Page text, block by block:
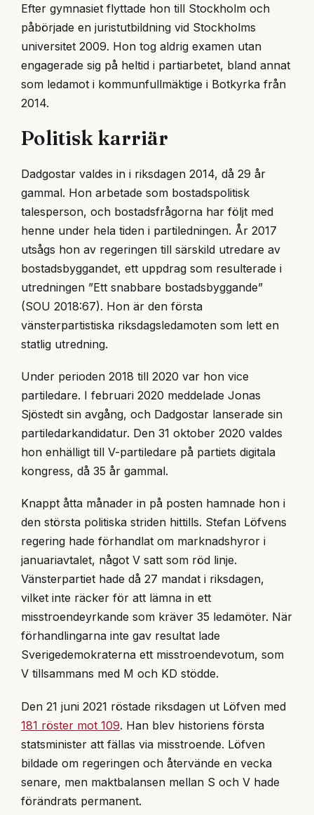
Efter gymnasiet flyttade hon till Stockholm och
påbörjade en juristutbildning vid Stockholms
universitet 2009. Hon tog aldrig examen utan
engagerade sig på heltid i partiarbetet, bland annat
som ledamot i kommunfullmäktige i Botkyrka från
2014.
Politisk karriär
Dadgostar valdes in i riksdagen 2014, då 29 år
gammal. Hon arbetade som bostadspolitisk
talesperson, och bostadsfrågorna har följt med
henne under hela tiden i partiledningen. År 2017
utsågs hon av regeringen till särskild utredare av
bostadsbyggandet, ett uppdrag som resulterade i
utredningen ”Ett snabbare bostadsbyggande”
(SOU 2018:67). Hon är den första
vänsterpartistiska riksdagsledamoten som lett en
statlig utredning.
Under perioden 2018 till 2020 var hon vice
partiledare. I februari 2020 meddelade Jonas
Sjöstedt sin avgång, och Dadgostar lanserade sin
partiledarkandidatur. Den 31 oktober 2020 valdes
hon enhälligt till V-partiledare på partiets digitala
kongress, då 35 år gammal.
Knappt åtta månader in på posten hamnade hon i
den största politiska striden hittills. Stefan Löfvens
regering hade förhandlat om marknadshyror i
januariavtalet, något V satt som röd linje.
Vänsterpartiet hade då 27 mandat i riksdagen,
vilket inte räcker för att lämna in ett
misstroendeyrkande som kräver 35 ledamöter. När
förhandlingarna inte gav resultat lade
Sverigedemokraterna ett misstroendevotum, som
V tillsammans med M och KD stödde.
Den 21 juni 2021 röstade riksdagen ut Löfven med
181 röster mot 109. Han blev historiens första
statsminister att fällas via misstroende. Löfven
bildade om regeringen och återvände en vecka
senare, men maktbalansen mellan S och V hade
förändrats permanent.